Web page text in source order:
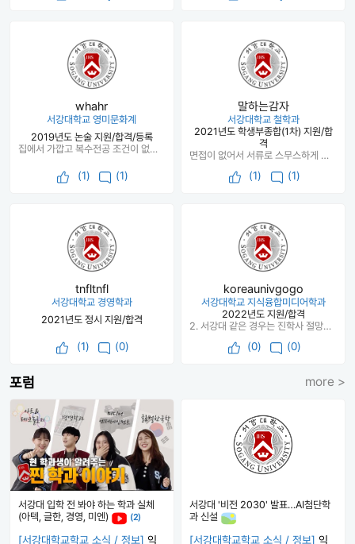
whahr
서강대학교 영미문화계
2019년도 논술 지원/합격/등록
집에서 가깝고 복수전공 조건이 없어서 좋다.
(1) (1)
말하는감자
서강대학교 철학과
2021년도 학생부종합(1차) 지원/합
격
면접이 없어서 서류로 스무스하게 붙은 듯 하다 21년도에는 있을 듯 하니 면접도 열심히 준비하면 좋을듯
(1) (1)
tnfltnfl
서강대학교 경영학과
2021년도 정시 지원/합격
(1) (0)
koreaunivgogo
서강대학교 지식융합미디어학과
2022년도 지원/합격
2. 서강대 같은 경우는 진학사 절망편인데.. 간단히만 적겠습니다. 서강대는 진학사기준 5칸 81명까지 합격예측이였고 저는 71등이였습니다. (1/1 최종 업뎃 기준) 그리고? 1//3일 실지원 최종 업뎃때 제가 97등으로 밀려있었습니다. (ㅋㅋㅋㅋㅋㅋㅋㅋㅋㅋ) 그래서 망했구나 싶어서 계산기 몇번 돌렸는데 이거는 절망편으로 계산기 예측인 예비 53등정도보다 밀린 41번을 받았습니다. 이걸로 계싼기의 정확성은 어느정도 증명된걸로.. 저는 군대 재수여서 공부하기가 좀 힘든 환경이였습니다. 일도 좀 있고 (다행히 풀린 기수여서 선임이 많지는 않았습니다.) 그래도 하면 된다는걸 이번에 경험할 수 있어서 좋았던 것 같습니다. 이글을 보는 사람들 중 다음번 수능, 또는 다른 시험을 준비하시는 분들은 제 글을 보고 누구든지 할 수 있다는 걸 느끼셨으면 좋겠습니다.
(0) (0)
포럼 more >
서강대 입학 전 봐야 하는 학과 실체
(아텍, 글한, 경영, 미엔)
(2)
[서강대학교학교 소식 / 정보] 익
서강대 '비전 2030' 발표…AI첨단학
과 신설
[서강대학교학교 소식 / 정보] 익